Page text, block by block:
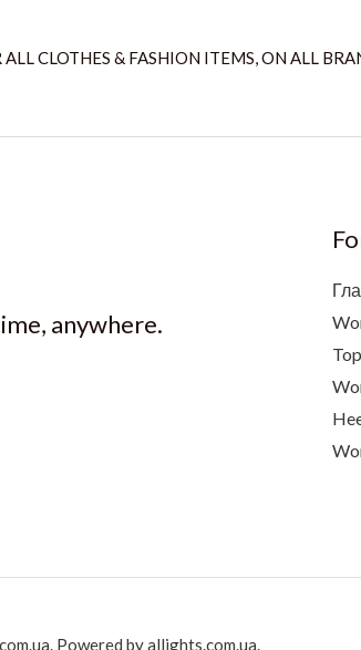
CLOTHES & FASHION ITEMS, ON ALL
anywhere.
Powered by allights.com.ua.